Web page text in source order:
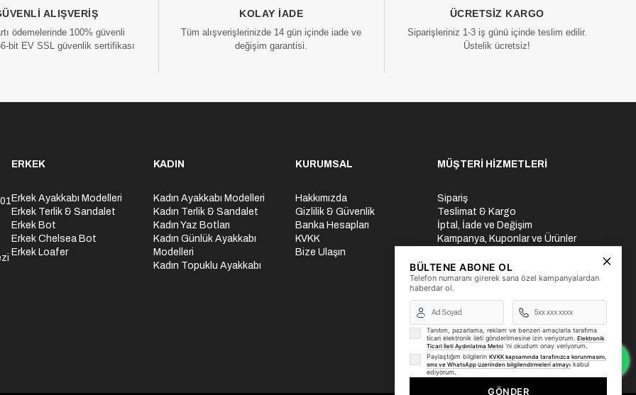
ALIŞVERIŞ
ödemelerinde 100% güvenli
bit EV SSL güvenlik sertifikası
KOLAY İADE
Tüm alışverişlerinizde 14 gün içinde iade ve
değişim garantisi.
ÜCRETSIZ KARGO
Siparişleriniz 1-3 iş günü içinde teslim edilir.
Üstelik ücretsiz!
ERKEK
Erkek Ayakkabı Modelleri
Erkek Terlik & Sandalet
Erkek Bot
Erkek Chelsea Bot
Erkek Loafer
KADIN
Kadın Ayakkabı Modelleri
Kadın Terlik & Sandalet
Kadın Yaz Botları
Kadın Günlük Ayakkabı
Modelleri
Kadın Topuklu Ayakkabı
KURUMSAL
Hakkımızda
Gizlilik & Güvenlik
Banka Hesapları
KVKK
Bize Ulaşın
MÜŞTERİ HİZMETLERİ
Sipariş
Teslimat & Kargo
İptal, İade ve Değişim
Kampanya, Kuponlar ve Ürünler
Üyelik İşlemleri
Yurtdışı Gönderi
BÜLTENE ABONE OL
Telefon numaranı girerek sana özel kampanyalardan
haberdar ol.
Tanıtım, pazarlama, reklam ve benzeri amaçlarla tarafıma
ticari elektronik ileti gönderilmesine izin veriyorum. Elektronik
Ticari İleti Aydınlatma Metni 'ni okudum onay veriyorum.
Paylaştığım bilgilerin KVKK kapsamında tarafınızca korunmasını,
sms ve WhatsApp üzerinden bilgilendirmeleri almayı kabul
ediyorum.
GÖNDER